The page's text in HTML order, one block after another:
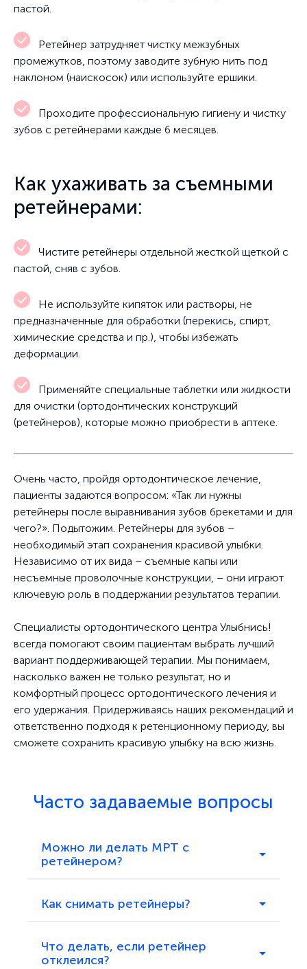
пастой.
Ретейнер затрудняет чистку межзубных
промежутков, поэтому заводите зубную нить под
наклоном (наискосок) или используйте ершики.
Проходите профессиональную гигиену и чистку
зубов с ретейнерами каждые 6 месяцев.
Как ухаживать за съемными
ретейнерами:
Чистите ретейнеры отдельной жесткой щеткой с
пастой, сняв с зубов.
Не используйте кипяток или растворы, не
предназначенные для обработки (перекись, спирт,
химические средства и пр.), чтобы избежать
деформации.
Применяйте специальные таблетки или жидкости
для очистки (ортодонтических конструкций
(ретейнеров), которые можно приобрести в аптеке.
Очень часто, пройдя ортодонтическое лечение,
пациенты задаются вопросом: «Так ли нужны
ретейнеры после выравнивания зубов брекетами и для
чего?». Подытожим. Ретейнеры для зубов –
необходимый этап сохранения красивой улыбки.
Независимо от их вида – съемные капы или
несъемные проволочные конструкции, – они играют
ключевую роль в поддержании результатов терапии.
Специалисты ортодонтического центра Улыбнись!
всегда помогают своим пациентам выбрать лучший
вариант поддерживающей терапии. Мы понимаем,
насколько важен не только результат, но и
комфортный процесс ортодонтического лечения и
его удержания. Придерживаясь наших рекомендаций и
ответственно подходя к ретенционному периоду, вы
сможете сохранить красивую улыбку на всю жизнь.
Часто задаваемые вопросы
Можно ли делать МРТ с
ретейнером?
Как снимать ретейнеры?
Что делать, если ретейнер
отклеился?